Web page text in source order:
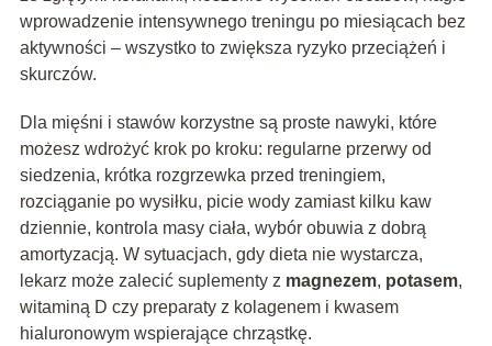
wprowadzenie intensywnego treningu po miesiącach bez
aktywności – wszystko to zwiększa ryzyko przeciążeń i
skurczów.
Dla mięśni i stawów korzystne są proste nawyki, które
możesz wdrożyć krok po kroku: regularne przerwy od
siedzenia, krótka rozgrzewka przed treningiem,
rozciąganie po wysiłku, picie wody zamiast kilku kaw
dziennie, kontrola masy ciała, wybór obuwia z dobrą
amortyzacją. W sytuacjach, gdy dieta nie wystarcza,
lekarz może zalecić suplementy z magnezem, potasem,
witaminą D czy preparaty z kolagenem i kwasem
hialuronowym wspierające chrząstkę.